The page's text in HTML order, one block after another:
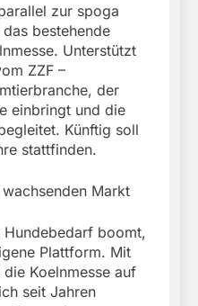
zur spoga
bestehende
Unterstützt
ZZF –
der
einbringt und die
Künftig soll
stattfinden.
Markt
boomt,
Plattform. Mit
Koelnmesse auf
seit Jahren